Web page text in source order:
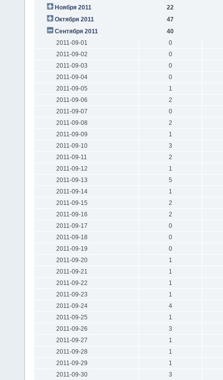
Ноября 2011
22
Октября 2011
47
Сентября 2011
40
2011-09-01
0
2011-09-02
0
2011-09-03
0
2011-09-04
0
2011-09-05
1
2011-09-06
2
2011-09-07
0
2011-09-08
2
2011-09-09
1
2011-09-10
3
2011-09-11
2
2011-09-12
1
2011-09-13
5
2011-09-14
1
2011-09-15
2
2011-09-16
2
2011-09-17
0
2011-09-18
0
2011-09-19
0
2011-09-20
1
2011-09-21
1
2011-09-22
1
2011-09-23
1
2011-09-24
4
2011-09-25
1
2011-09-26
3
2011-09-27
1
2011-09-28
1
2011-09-29
1
2011-09-30
3